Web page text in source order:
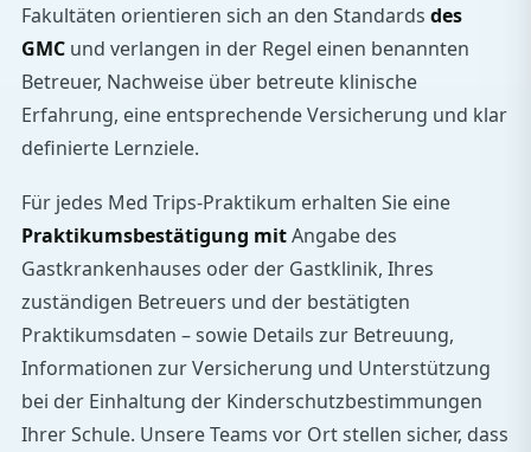
Fakultäten orientieren sich an den Standards des
GMC und verlangen in der Regel einen benannten
Betreuer, Nachweise über betreute klinische
Erfahrung, eine entsprechende Versicherung und klar
definierte Lernziele.
Für jedes Med Trips-Praktikum erhalten Sie eine
Praktikumsbestätigung mitAngabe des
Gastkrankenhauses oder der Gastklinik, Ihres
zuständigen Betreuers und der bestätigten
Praktikumsdaten – sowie Details zur Betreuung,
Informationen zur Versicherung und Unterstützung
bei der Einhaltung der Kinderschutzbestimmungen
Ihrer Schule. Unsere Teams vor Ort stellen sicher, dass